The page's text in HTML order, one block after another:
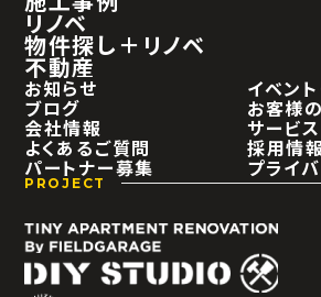
リノベ
物件探し＋リノベ
不動産
お知らせ イベン
ブログ お客様
会社情報 サービス
よくあるご質問 採用情報
パートナー募集 プライ
PROJECT